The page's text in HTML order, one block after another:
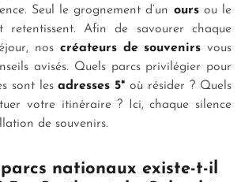
Seul le grognement d’un oursou le
retentissent. Afin de savourer chaque
nos créateurs de souvenirs vous
avisés. Quels parcs privilégier pour
sont lesadresses 5* où résider ? Quels
votre itinéraire ? Ici, chaque silence
de souvenirs.
nationaux existe-t-il